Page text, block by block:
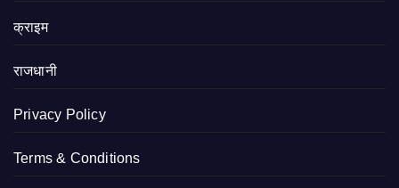
क्राइम
राजधानी
Privacy Policy
Terms & Conditions